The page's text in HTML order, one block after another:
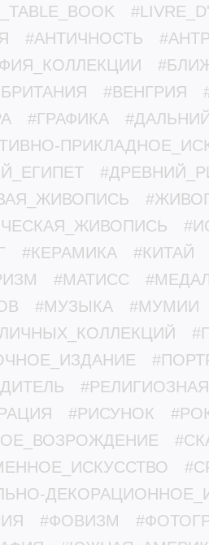
#АНТИЧНОСТЬ
#ВЕНГРИЯ
#ГРАФИКА
#КЕРАМИКА #КИТАЙ
#МАТИСС
#МУЗЫКА #МУМИИ
#РИСУНОК
#ФОВИЗМ